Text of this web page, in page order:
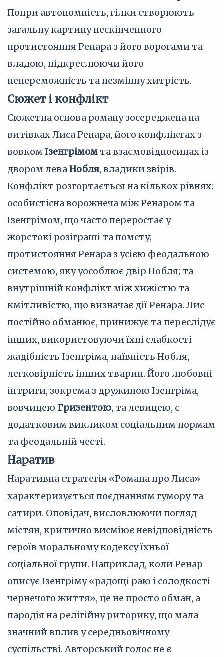
Попри автономність, гілки створюють
загальну картину нескінченного
протистояння Ренара з його ворогами та
владою, підкреслюючи його
непереможність та незмінну хитрість.
Сюжет і конфлікт
Сюжетна основа роману зосереджена на
витівках Лиса Ренара, його конфліктах з
вовком Ізенгрімом та взаємовідносинах із
двором леваНобля, владики звірів.
Конфлікт розгортається на кількох рівнях:
особистісна ворожнеча між Ренаром та
Ізенгрімом, що часто переростає у
жорстокі розіграші та помсту;
протистояння Ренара з усією феодальною
системою, яку уособлює двір Нобля; та
внутрішній конфлікт між хижістю та
кмітливістю, що визначає дії Ренара. Лис
постійно обманює, принижує та переслідує
інших, використовуючи їхні слабкості –
жадібність Ізенгріма, наївність Нобля,
легковірність інших тварин. Його любовні
інтриги, зокрема з дружиною Ізенгріма,
вовчицею Гризентою, та левицею, є
додатковим викликом соціальним нормам
та феодальній честі.
Наратив
Наративна стратегія «Романа про Лиса»
характеризується поєднанням гумору та
сатири. Оповідач, висловлюючи погляд
містян, критично висміює невідповідність
героїв моральному кодексу їхньої
соціальної групи. Наприклад, коли Ренар
описує Ізенгріму «радощі раю і солодкості
чернечого життя», це не просто обман, а
пародія на релігійну риторику, що мала
значний вплив у середньовічному
суспільстві. Авторський голос не є